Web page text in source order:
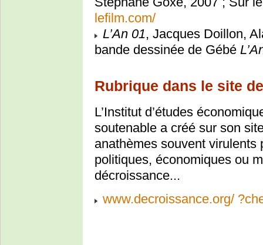
lefilm.com/
L’An 01, Jacques Doillon,
bande dessinée de Gébé
Rubrique dans le site
L’Institut d’études
soutenable a créé sur son
anathèmes souvent
politiques, économiques ou
décroissance...
www.decroissance.org/